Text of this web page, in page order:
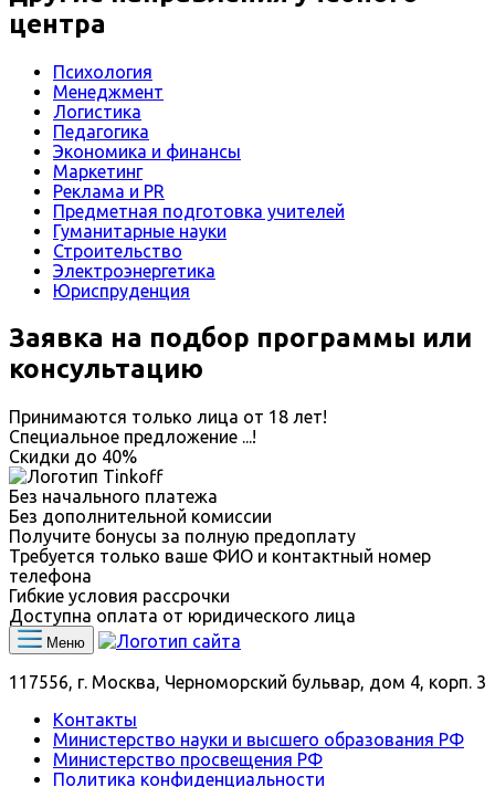
центра
Психология
Менеджмент
Логистика
Педагогика
Экономика и финансы
Маркетинг
Реклама и PR
Предметная подготовка учителей
Гуманитарные науки
Строительство
Электроэнергетика
Юриспруденция
Заявка на подбор программы или
консультацию
Принимаются только лица от 18 лет!
Специальное предложение
!
Скидки до 40%
Без начального платежа
Без дополнительной комиссии
Получите бонусы за полную предоплату
Требуется только ваше ФИО и контактный номер
телефона
Гибкие условия рассрочки
Доступна оплата от юридического лица
Меню
117556, г. Москва, Черноморский бульвар, дом 4, корп. 3
Контакты
Министерство науки и высшего образования РФ
Министерство просвещения РФ
Политика конфиденциальности